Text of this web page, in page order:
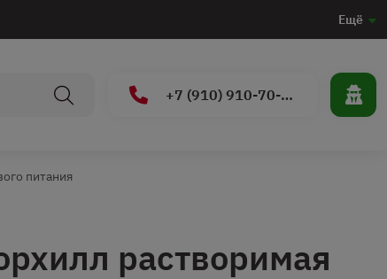
Ещё
+7 (910) 910-70-15
питания
растворимая